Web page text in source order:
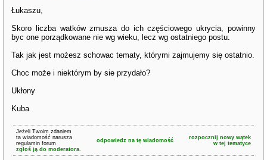
Łukaszu,
Skoro liczba watków zmusza do ich częściowego ukrycia, powinny
byc one porządkowane nie wg wieku, lecz wg ostatniego postu.
Tak jak jest możesz schowac tematy, którymi zajmujemy się ostatnio.
Choc może i niektórym by sie przydało?
Ukłony
Kuba
Jeżeli Twoim zdaniem
ta wiadomość narusza
regulamin forum
zgłoś ją do moderatora.
odpowiedz na tę wiadomość
rozpocznij nowy wątek
w tej tematyce